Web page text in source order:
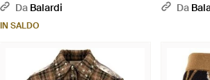
Da Balardi
IN SALDO
Marrone
Da